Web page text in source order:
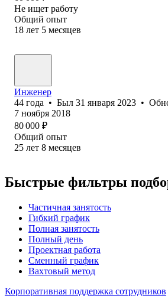
Не ищет работу
Общий опыт
18 лет 5 месяцев
Инженер
44 года • Был 31 января 2023 •
7 ноября 2018
80 000 ₽
Общий опыт
25 лет 8 месяцев
Быстрые фильтры
Частичная занятость
Гибкий график
Полная занятость
Полный день
Проектная работа
Сменный график
Вахтовый метод
Корпоративная поддержка сотрудников